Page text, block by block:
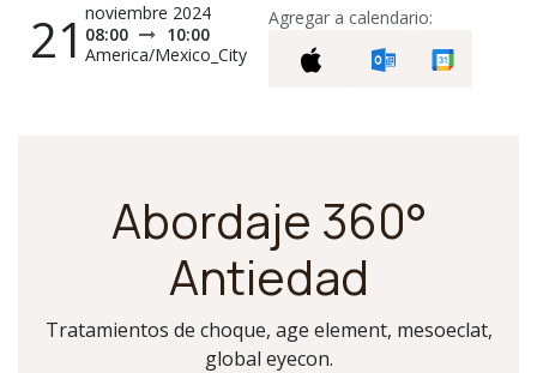
21 noviembre 2024
08:00
10:00
America/Mexico_City
Agregar a calendario:
Abordaje 360°
Antiedad
Tratamientos de choque, age element, mesoeclat,
global eyecon.